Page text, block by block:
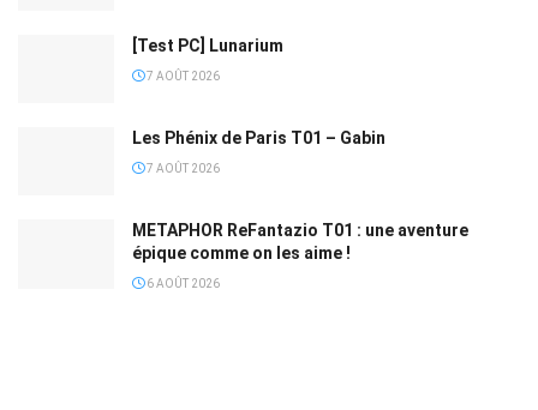
[Test PC] Lunarium
7 AOÛT 2026
Les Phénix de Paris T01 – Gabin
7 AOÛT 2026
METAPHOR ReFantazio T01 : une aventure
épique comme on les aime !
6 AOÛT 2026